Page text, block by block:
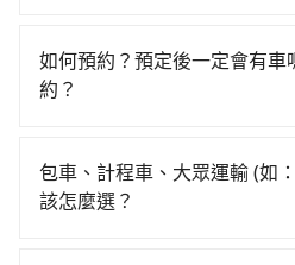
鐘，再乘坐11~15分鐘（平均
往台南高鐵站，每人票價140
地。全程加上轉車時間共1小
高鐵加轉乘之平均每人花費為
$115~205承租小轎車，每公
縣（東港鎮）到家樂福 仁德店
時40元路邊停車費用預估進去
能的罰單都需自付。再者，和
灣大車隊和Yoxi，如果在路邊
話至附近的計程車隊，如東中
宜。但如果你無法提前預約，
意屏東縣僅有合法計程車約
如何預約？預定後一定會有車
約？
可直接線上輸入上下車地點或
實價格，照著步驟填寫完乘客
包車、計程車、大眾運輸 (如
該怎麼選？